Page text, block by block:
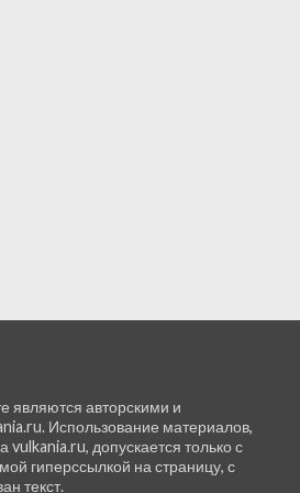
являются авторскими и
Использование материалов,
vulkania.ru, допускается только с
гиперссылкой на страницу, с
текст.